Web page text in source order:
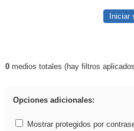
Iniciar
Resultados de:
0medios totales (hay filtros
Opciones adicionales:
Mostrar protegidos por